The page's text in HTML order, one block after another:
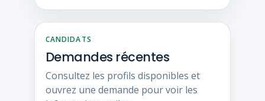
CANDIDATS
Demandes récentes
Consultez les profils disponibles et
ouvrez une demande pour voir les